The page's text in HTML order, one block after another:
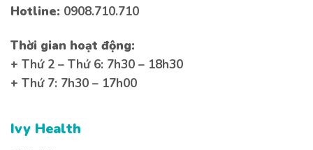
Hotline: 0908.710.710
Thời gian hoạt động:
+ Thứ 2 – Thứ 6: 7h30 – 18h30
+ Thứ 7: 7h30 – 17h00
Ivy Health